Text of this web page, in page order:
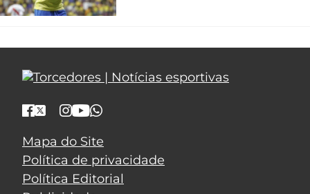
Mapa do Site
Política de privacidade
Política Editorial